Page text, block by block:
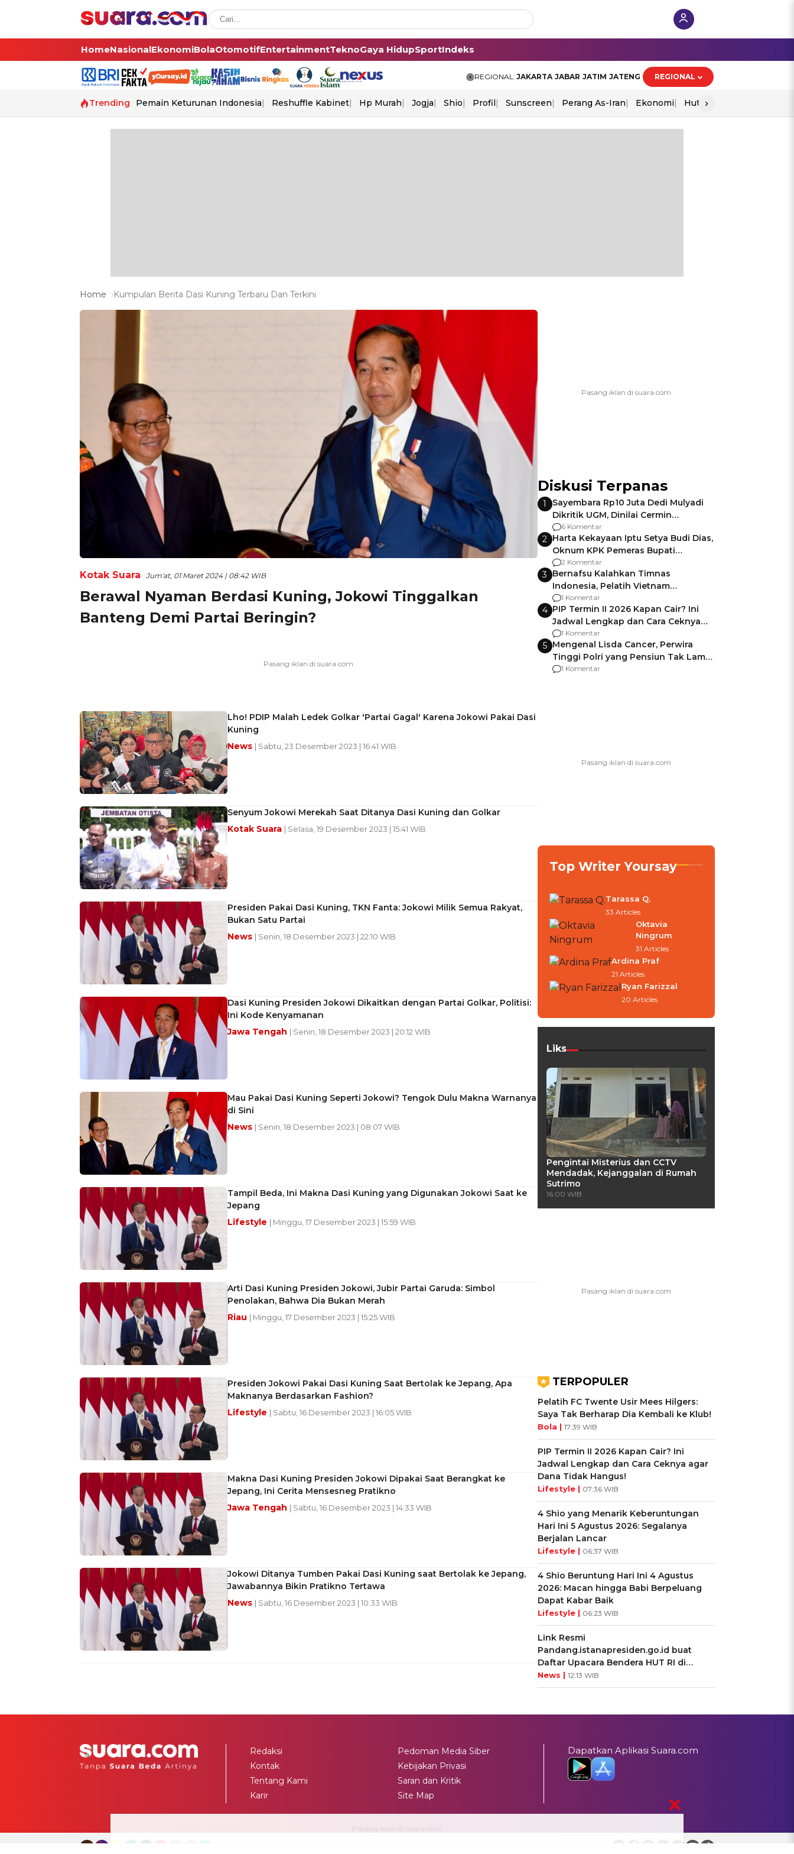
HomeNasionalEkonomiBolaOtomotifEntertainmentTeknoGaya HidupSportIndeks
REGIONAL: JAKARTA JABAR JATIM JATENG REGIONAL
Trending Pemain Keturunan Indonesia Reshuffle Kabinet Hp Murah Jogja Shio Profil Sunscreen Perang As-Iran Ekonomi Hut Ri
›
Home Kumpulan Berita Dasi Kuning Terbaru Dan Terkini
Kotak Suara Jum'at, 01 Maret 2024 | 08:42 WIB
Berawal Nyaman Berdasi Kuning, Jokowi Tinggalkan
Banteng Demi Partai Beringin?
Lho! PDIP Malah Ledek Golkar 'Partai Gagal' Karena Jokowi Pakai Dasi
Kuning
News | Sabtu, 23 Desember 2023 | 16:41 WIB
Senyum Jokowi Merekah Saat Ditanya Dasi Kuning dan Golkar
Kotak Suara | Selasa, 19 Desember 2023 | 15:41 WIB
Presiden Pakai Dasi Kuning, TKN Fanta: Jokowi Milik Semua Rakyat,
Bukan Satu Partai
News | Senin, 18 Desember 2023 | 22:10 WIB
Dasi Kuning Presiden Jokowi Dikaitkan dengan Partai Golkar, Politisi:
Ini Kode Kenyamanan
Jawa Tengah | Senin, 18 Desember 2023 | 20:12 WIB
Mau Pakai Dasi Kuning Seperti Jokowi? Tengok Dulu Makna Warnanya
di Sini
News | Senin, 18 Desember 2023 | 08:07 WIB
Tampil Beda, Ini Makna Dasi Kuning yang Digunakan Jokowi Saat ke
Jepang
Lifestyle | Minggu, 17 Desember 2023 | 15:59 WIB
Arti Dasi Kuning Presiden Jokowi, Jubir Partai Garuda: Simbol
Penolakan, Bahwa Dia Bukan Merah
Riau | Minggu, 17 Desember 2023 | 15:25 WIB
Presiden Jokowi Pakai Dasi Kuning Saat Bertolak ke Jepang, Apa
Maknanya Berdasarkan Fashion?
Lifestyle | Sabtu, 16 Desember 2023 | 16:05 WIB
Makna Dasi Kuning Presiden Jokowi Dipakai Saat Berangkat ke
Jepang, Ini Cerita Mensesneg Pratikno
Jawa Tengah | Sabtu, 16 Desember 2023 | 14:33 WIB
Jokowi Ditanya Tumben Pakai Dasi Kuning saat Bertolak ke Jepang,
Jawabannya Bikin Pratikno Tertawa
News | Sabtu, 16 Desember 2023 | 10:33 WIB
Diskusi Terpanas
1
Sayembara Rp10 Juta Dedi Mulyadi
Dikritik UGM, Dinilai Cermin
Gagalnya Negara Jamin Keamanan
6 Komentar
2 Harta Kekayaan Iptu Setya Budi Dias,
Oknum KPK Pemeras Bupati
Pemalang
2 Komentar
3 Bernafsu Kalahkan Timnas
Indonesia, Pelatih Vietnam
Berencana Pakai Jimat di Pakansari
1 Komentar
4 PIP Termin II 2026 Kapan Cair? Ini
Jadwal Lengkap dan Cara Ceknya
agar Dana Tidak Hangus!
1 Komentar
5 Mengenal Lisda Cancer, Perwira
Tinggi Polri yang Pensiun Tak Lama
Usai Jadi Brigjen
1 Komentar
Top Writer Yoursay
Tarassa Q.
33 Articles
Oktavia
Ningrum
31 Articles
Ardina Praf
21 Articles
Ryan Farizzal
20 Articles
Liks
Pengintai Misterius dan CCTV
Mendadak, Kejanggalan di Rumah
Sutrimo
16:00 WIB
TERPOPULER
Pelatih FC Twente Usir Mees Hilgers:
Saya Tak Berharap Dia Kembali ke Klub!
Bola | 17:39 WIB
PIP Termin II 2026 Kapan Cair? Ini
Jadwal Lengkap dan Cara Ceknya agar
Dana Tidak Hangus!
Lifestyle | 07:36 WIB
4 Shio yang Menarik Keberuntungan
Hari Ini 5 Agustus 2026: Segalanya
Berjalan Lancar
Lifestyle | 06:37 WIB
4 Shio Beruntung Hari Ini 4 Agustus
2026: Macan hingga Babi Berpeluang
Dapat Kabar Baik
Lifestyle | 06:23 WIB
Link Resmi
Pandang.istanapresiden.go.id buat
Daftar Upacara Bendera HUT RI di
Istana Negara
News | 12:13 WIB
Redaksi
Kontak
Tentang Kami
Karir
Pedoman Media Siber
Kebijakan Privasi
Saran dan Kritik
Site Map
Dapatkan Aplikasi Suara.com